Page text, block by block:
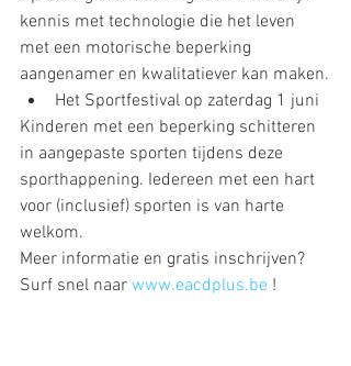
kennis met technologie die het leven
met een motorische beperking
aangenamer en kwalitatiever kan maken.
Het Sportfestival op zaterdag 1 juni
Kinderen met een beperking schitteren
in aangepaste sporten tijdens deze
sporthappening. Iedereen met een hart
voor (inclusief) sporten is van harte
welkom.
Meer informatie en gratis inschrijven?
Surf snel naar www.eacdplus.be !